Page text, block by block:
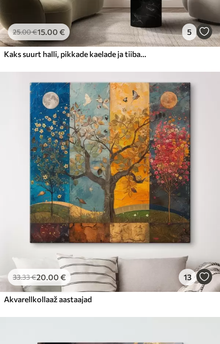
25.00€15.00 € 5
Kaks suurt halli, pikkade kaelade ja tiibadega kraanat, mis seisavad puudest ümbritsetud udujärves
33.33€20.00 € 13
Akvarellkollaaž aastaajad